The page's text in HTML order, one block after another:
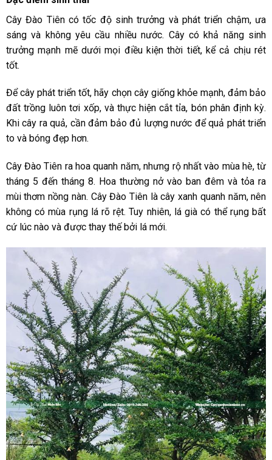
Cây Đào Tiên có tốc độ sinh trưởng và phát triển chậm, ưa
sáng và không yêu cầu nhiều nước. Cây có khả năng sinh
trưởng mạnh mẽ dưới mọi điều kiện thời tiết, kể cả chịu rét
tốt.
Để cây phát triển tốt, hãy chọn cây giống khỏe mạnh, đảm bảo
đất trồng luôn tơi xốp, và thực hiện cắt tỉa, bón phân định kỳ.
Khi cây ra quả, cần đảm bảo đủ lượng nước để quả phát triển
to và bóng đẹp hơn.
Cây Đào Tiên ra hoa quanh năm, nhưng rộ nhất vào mùa hè, từ
tháng 5 đến tháng 8. Hoa thường nở vào ban đêm và tỏa ra
mùi thơm nồng nàn. Cây Đào Tiên là cây xanh quanh năm, nên
không có mùa rụng lá rõ rệt. Tuy nhiên, lá già có thể rụng bất
cứ lúc nào và được thay thế bởi lá mới.